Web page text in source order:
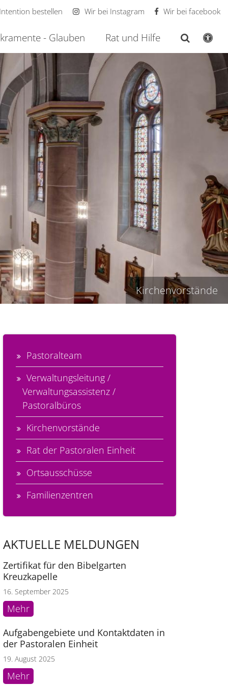
Intention bestellen Wir bei Instagram Wir bei facebook
- Glauben Rat und Hilfe
Kirchenvorstände
Pastoralteam
Verwaltungsleitung /
Verwaltungsassistenz /
Pastoralbüros
Kirchenvorstände
Rat der Pastoralen Einheit
Ortsausschüsse
Familienzentren
AKTUELLE MELDUNGEN
Zertifikat für den Bibelgarten
Kreuzkapelle
16. September 2025
Mehr
Aufgabengebiete und Kontaktdaten in
der Pastoralen Einheit
19. August 2025
Mehr